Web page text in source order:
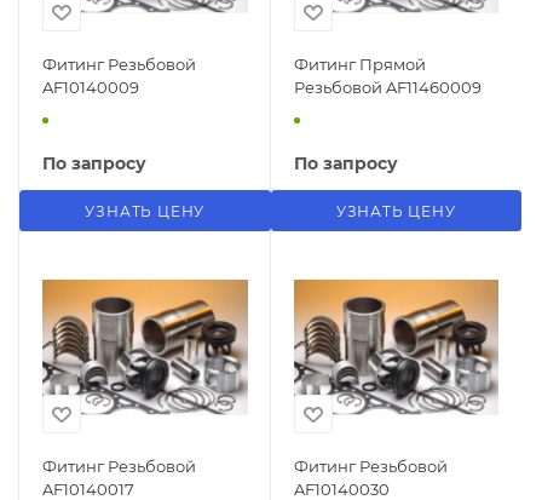
Фитинг Резьбовой
AF10140009
По запросу
УЗНАТЬ ЦЕНУ
Фитинг Прямой
Резьбовой AF11460009
По запросу
УЗНАТЬ ЦЕНУ
Фитинг Резьбовой
AF10140017
Фитинг Резьбовой
AF10140030